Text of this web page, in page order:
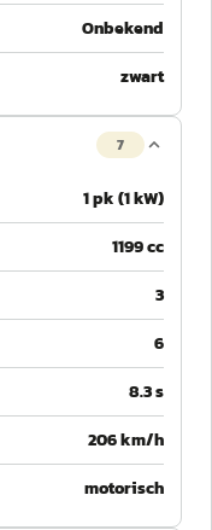
Onbekend
zwart
7
1 pk (1 kW)
1199 cc
3
6
8.3 s
206 km/h
motorisch